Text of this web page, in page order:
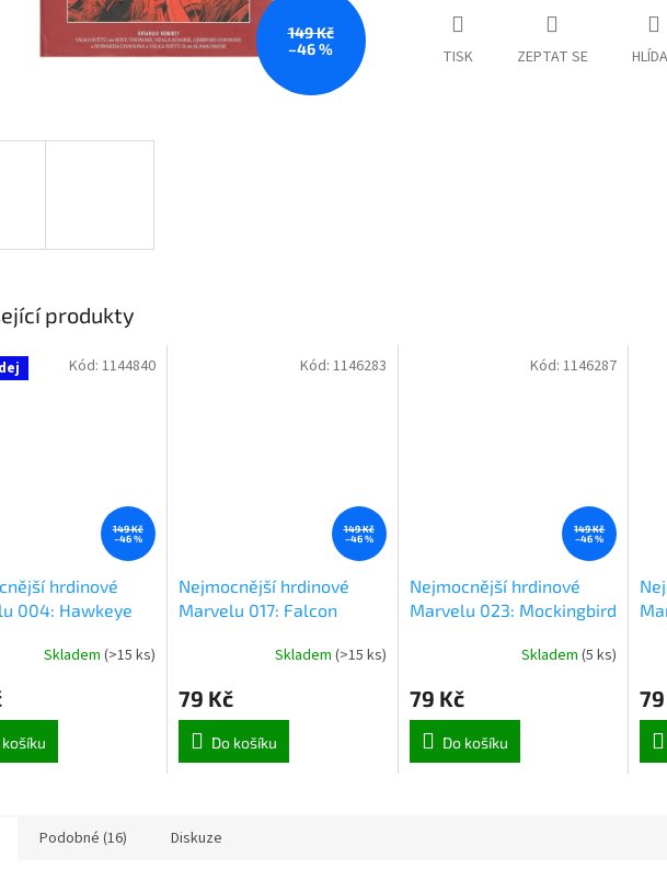
149 Kč
–46 %
TISK ZEPTAT SE
produkty
149 Kč
–46 %
hrdinové
004: Hawkeye
Skladem (>15 ks)
košíku
Kód: 1144840
149 Kč
–46 %
Nejmocnější hrdinové
Marvelu 017: Falcon
Skladem (>15 ks)
79 Kč
Do košíku
Kód: 1146283
149 Kč
–46 %
Nejmocnější hrdinové
Marvelu 023: Mockingbird
Skladem(5 ks)
79 Kč
Do košíku
Kód:1146287
Podobné (16) Diskuze